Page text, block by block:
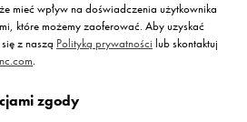
Opis
mieć wpływ na doświadczenia użytkownika
które możemy zaoferować. Aby uzyskać
z naszą Polityką prywatności lub skontaktuj
.
zgody